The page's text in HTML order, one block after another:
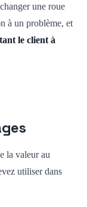
une roue
à un problème, et
le client à
la valeur au
utiliser dans